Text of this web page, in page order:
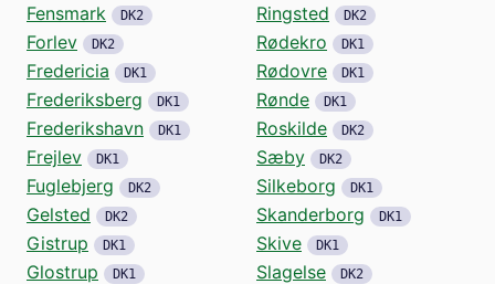
Fensmark DK2
Forlev DK2
Fredericia DK1
Frederiksberg DK1
Frederikshavn DK1
Frejlev DK1
Fuglebjerg DK2
Gelsted DK2
Gistrup DK1
Glostrup DK1
Ringsted DK2
Rødekro DK1
Rødovre DK1
Rønde DK1
Roskilde DK2
Sæby DK2
Silkeborg DK1
Skanderborg DK1
Skive DK1
Slagelse DK2